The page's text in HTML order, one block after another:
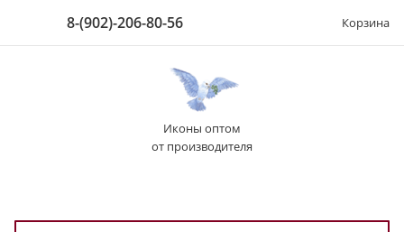
8-(902)-206-80-56 Корзина
Иконы оптом
от производителя